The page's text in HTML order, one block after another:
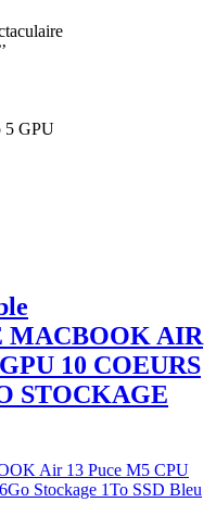
5 GPU
MACBOOK AIR
10 COEURS
STOCKAGE